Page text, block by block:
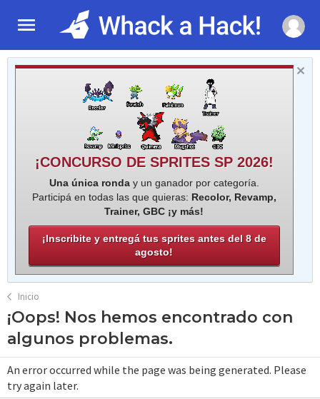
¡CONCURSO DE SPRITES SP 2026!
Una única ronday un ganador por categoría.
Participá en todas las que quieras: Recolor, Revamp,
Trainer, GBC ¡y más!
¡Inscribite y entregá tus sprites antes del 8 de
agosto!
Inicio
¡Oops! Nos hemos encontrado con
algunos problemas.
An error occurred while the page was being generated. Please
try again later.